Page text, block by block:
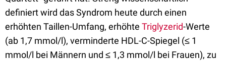
definiert wird das Syndrom heute durch einen
erhöhten Taillen-Umfang, erhöhte Triglyzerid-Werte
(ab 1,7 mmol/l), verminderte HDL-C-Spiegel (≤ 1
mmol/l bei Männern und ≤ 1,3 mmol/l bei Frauen), zu